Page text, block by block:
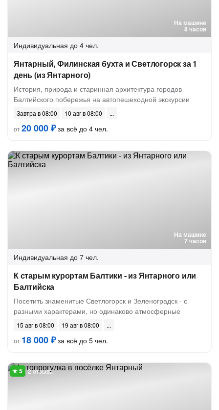
На машине
8 часов
Индивидуальная до 4 чел.
Янтарный, Филинская бухта и Светлогорск за 1
день (из Янтарного)
История, природа и старинная архитектура городов
Балтийского побережья на автопешеходной экскурсии
Завтра в 08:00
10 авг в 08:00
от20 000 ₽за всё до 4 чел.
На машине
7 часов
Индивидуальная до 7 чел.
К старым курортам Балтики - из Янтарного или
Балтийска
Посетить знаменитые Светлогорск и Зеленоградск - с
разными характерами, но одинаково атмосферные
15 авг в 08:00
19 авг в 08:00
от 18 000 ₽за всё до 5 чел.
2 отзыва